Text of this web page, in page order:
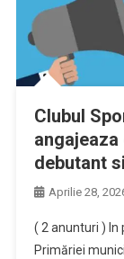
Clubul
debutant
Aprilie 28,
( 2 anunturi ) In
Primăriei